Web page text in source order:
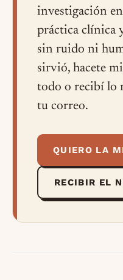
investigación
práctica clínica
sin ruido ni
sirvió, hacete
todo o recibí lo
tu correo.
QUIERO LA
RECIBIR EL